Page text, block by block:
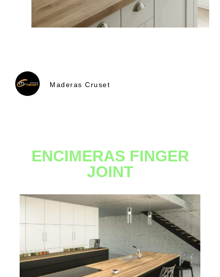
Maderas Cruset
ENCIMERAS FINGER
JOINT